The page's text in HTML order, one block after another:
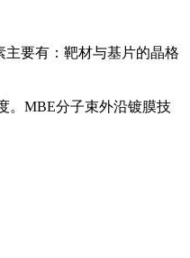
要有：靶材与基片的晶格
。MBE分子束外沿镀膜技